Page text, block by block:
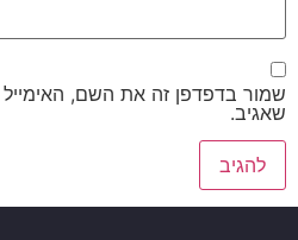
שמור בדפדפן זה את השם,
שאגיב.